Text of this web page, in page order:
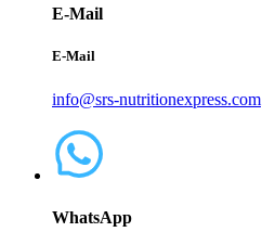
E-Mail
E-Mail
info@srs-nutritionexpress.com
WhatsApp